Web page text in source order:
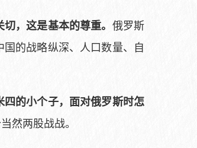
，这是基本的尊重。 俄罗斯
的战略纵深、人口数量、自
的小个子，面对俄罗斯时怎
然两股战战。